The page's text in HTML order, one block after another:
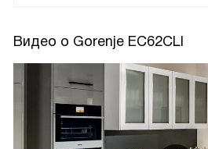
Видео о Gorenje EC62CLI